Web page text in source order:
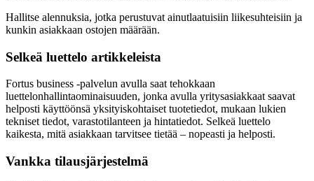
Hallitse alennuksia, jotka perustuvat ainutlaatuisiin liikesuhteisiin ja
kunkin asiakkaan ostojen määrään.
Selkeä luettelo artikkeleista
Fortus business -palvelun avulla saat tehokkaan
luettelonhallintaominaisuuden, jonka avulla yritysasiakkaat saavat
helposti käyttöönsä yksityiskohtaiset tuotetiedot, mukaan lukien
tekniset tiedot, varastotilanteen ja hintatiedot. Selkeä luettelo
kaikesta, mitä asiakkaan tarvitsee tietää – nopeasti ja helposti.
Vankka tilausjärjestelmä